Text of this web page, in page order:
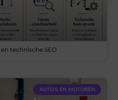
technische SEO
AUTO'S EN MOTOREN